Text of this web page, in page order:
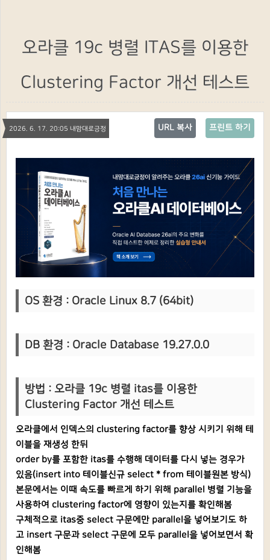
오라클 19c 병렬 ITAS를 이용한
Clustering Factor 개선 테스트
2026. 6. 17. 20:05 내맘대로긍정 프린트 하기
URL 복사
OS 환경 : Oracle Linux 8.7 (64bit)
DB 환경 : Oracle Database 19.27.0.0
방법 : 오라클 19c 병렬 itas를 이용한
Clustering Factor 개선 테스트
오라클에서 인덱스의 clustering factor를 향상 시키기 위해 테
이블을 재생성 한뒤
order by를 포함한 itas를 수행해 데이터를 다시 넣는 경우가
있음(insert into 테이블신규 select * from 테이블원본 방식)
본문에서는 이때 속도를 빠르게 하기 위해 parallel 병렬 기능을
사용하여 clustering factor에 영향이 있는지를 확인해봄
구체적으로 itas중 select 구문에만 parallel을 넣어보기도 하
고 insert 구문과 select 구문에 모두 parallel을 넣어보면서 확
인해봄